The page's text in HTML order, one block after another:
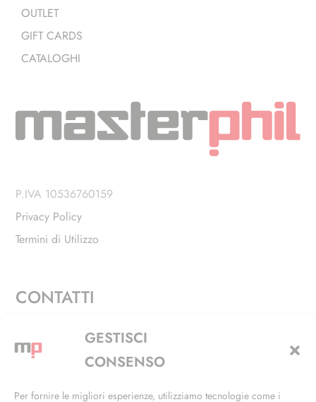
GESTISCI
CONSENSO
Per fornire le migliori esperienze, utilizziamo tecnologie come i
OUTLET
GIFT CARDS
CATALOGHI
P.IVA 10536760159
Privacy Policy
Termini di Utilizzo
CONTATTI
Via Alfieri, 27 - Trezzano Sul Naviglio (MI)
+39 02 4846 3155